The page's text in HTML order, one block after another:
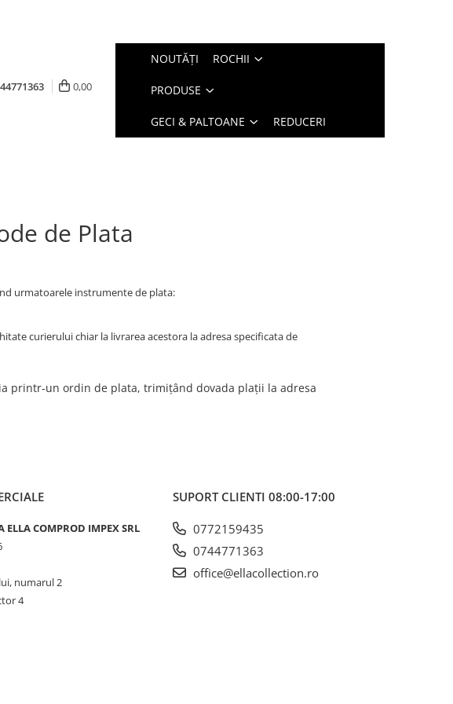
0,00
NOUTĂȚI ROCHII
PRODUSE
GECI & PALTOANE REDUCERI
de Plata
urmatoarele instrumente de plata:
curierului chiar la livrarea acestora la adresa specificata de
printr-un ordin de plata, trimițând dovada plații la adresa
ELLA COMPROD IMPEX SRL
numarul 2
4
SUPORT CLIENTI 08:00-17:00
0772159435
0744771363
office@ellacollection.ro